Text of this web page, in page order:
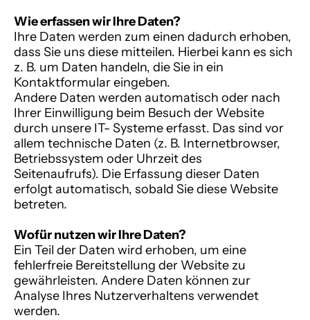
Wie erfassen wir Ihre Daten?
Ihre Daten werden zum einen dadurch erhoben,
dass Sie uns diese mitteilen. Hierbei kann es sich
z. B. um Daten handeln, die Sie in ein
Kontaktformular eingeben.
Andere Daten werden automatisch oder nach
Ihrer Einwilligung beim Besuch der Website
durch unsere IT- Systeme erfasst. Das sind vor
allem technische Daten (z. B. Internetbrowser,
Betriebssystem oder Uhrzeit des
Seitenaufrufs). Die Erfassung dieser Daten
erfolgt automatisch, sobald Sie diese Website
betreten.
Wofür nutzen wir Ihre Daten?
Ein Teil der Daten wird erhoben, um eine
fehlerfreie Bereitstellung der Website zu
gewährleisten. Andere Daten können zur
Analyse Ihres Nutzerverhaltens verwendet
werden.